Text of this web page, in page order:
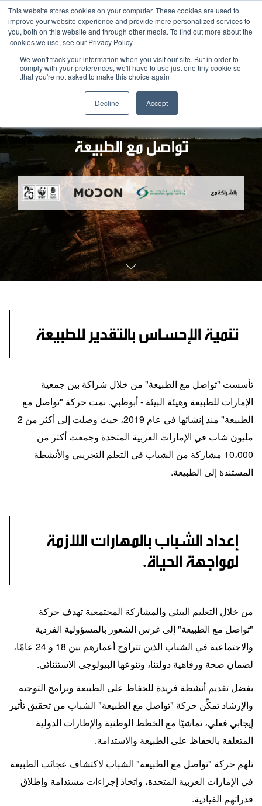
This website stores cookies on your computer. These cookies are used to
improve your website experience and provide more personalized services to
you, both on this website and through other media. To find out more about the
cookies we use, see our Privacy Policy.
We won't track your information when you visit our site. But in order to
comply with your preferences, we'll have to use just one tiny cookie so
that you're not asked to make this choice again.
Accept
Decline
تواصل مع الطبيعة
تنمية الإحساس بالتقدير للطبيعة
تأسست "تواصل مع الطبيعة" من خلال شراكة بين جمعية
الإمارات للطبيعة وهيئة البيئة - أبوظبي. نمت حركة "تواصل مع
الطبيعة" منذ إنشائها في عام 2019، حيث وصلت إلى أكثر من 2
مليون شاب في الإمارات العربية المتحدة وجمعت أكثر من
10،000 مشاركة من الشباب في التعلم التجريبي والأنشطة
المستندة إلى الطبيعة.
إعداد الشباب بالمهارات اللازمة
لمواجهة الحياة.
من خلال التعليم البيئي والمشاركة المجتمعية تهدف حركة
"تواصل مع الطبيعة" إلى غرس الشعور بالمسؤولية الفردية
والاجتماعية في الشباب الذين تتراوح أعمارهم بين 18 و 24 عامًا،
لضمان صحة ورفاهية دولتنا، وتنوعها البيولوجي الاستثنائي.
بفضل تقديم أنشطة فريدة للحفاظ على الطبيعة وبرامج التوجيه
والإرشاد تمكِّن حركة "تواصل مع الطبيعة" الشباب من تحقيق تأثير
إيجابي فعلي، تماشيًا مع الخطط الوطنية والإطارات الدولية
المتعلقة بالحفاظ على الطبيعة والاستدامة.
تلهم حركة "تواصل مع الطبيعة" الشباب لاكتشاف عجائب الطبيعة
في الإمارات العربية المتحدة، واتخاذ إجراءات مستدامة وإطلاق
قدراتهم القيادية.